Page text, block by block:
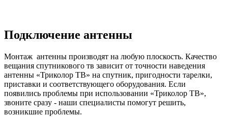
Подключение антенны
Монтаж антенны производят на любую плоскость. Качество
вещания спутникового тв зависит от точности наведения
антенны «Триколор ТВ» на спутник, пригодности тарелки,
приставки и соответствующего оборудования. Если
появились проблемы при использовании «Триколор ТВ»,
звоните сразу - наши специалисты помогут решить,
возникшие проблемы.